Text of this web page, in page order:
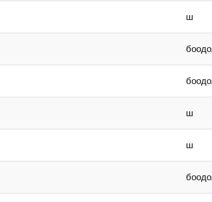
ш
ш
ш